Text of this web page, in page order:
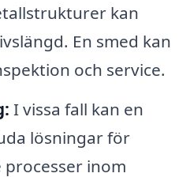
kan
En smed kan
och service.
I vissa fall kan en
lösningar för
inom